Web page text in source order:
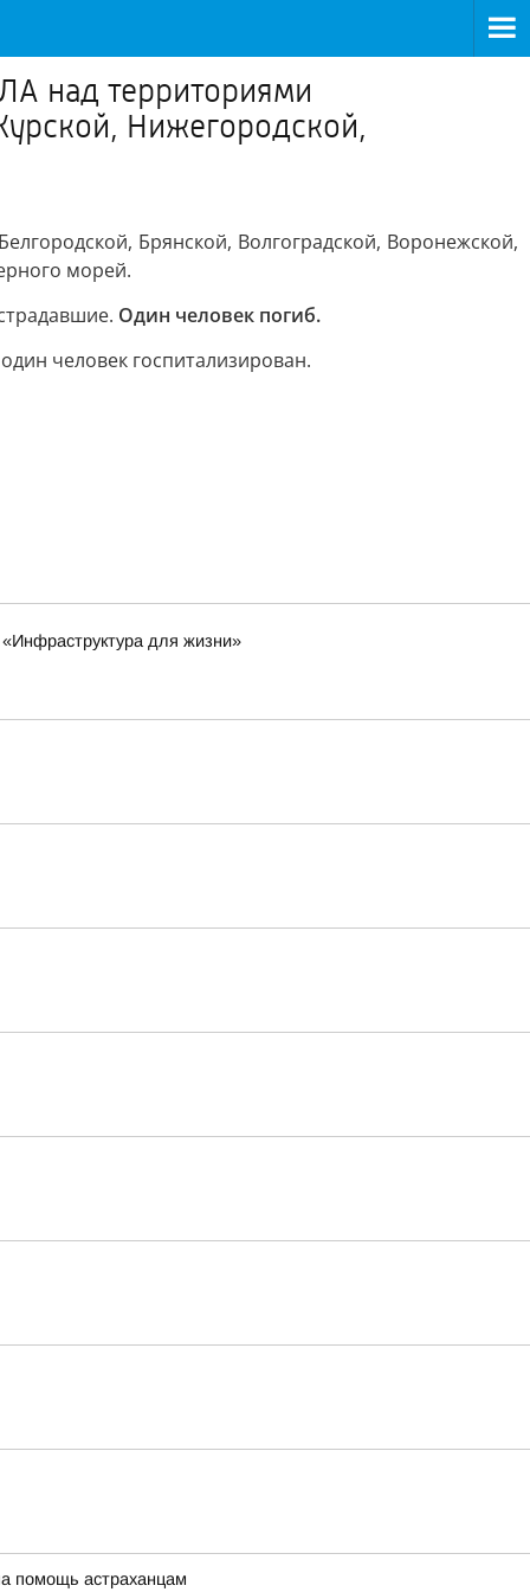
над территориями
Нижегородской,
Брянской, Волгоградской, Воронежской,
морей.
Один человек погиб.
человек госпитализирован.
для жизни»
помощь астраханцам